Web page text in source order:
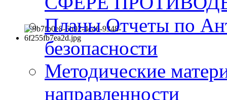
Планы Отчеты по
безопасности
Методические
направленности